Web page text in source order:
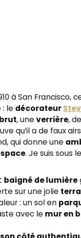
à San Francisco,
le décorateur
, uneverrière,
qu’il a de faux
qui donne une
. Je suis sous
baigné de lumière
sur une jolie
: un sol en
avec le mur en